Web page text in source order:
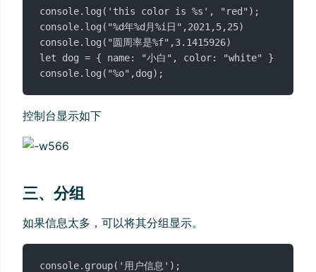
console.log('this color is %s', "red");
console.log("%d年%d月%i日",2021,5,25)
console.log("圆周率是%f",3.1415926)
let dog = { name: "小白", color: "white" }
控制台显示如下
三、分组
如果信息太多，可以将其分组显示。
console.group('用户信息');